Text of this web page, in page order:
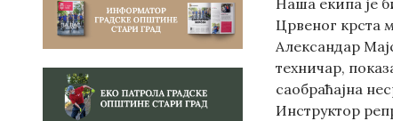
Црвеног крста
Александар
техничар,
саобраћајна
Инструктор